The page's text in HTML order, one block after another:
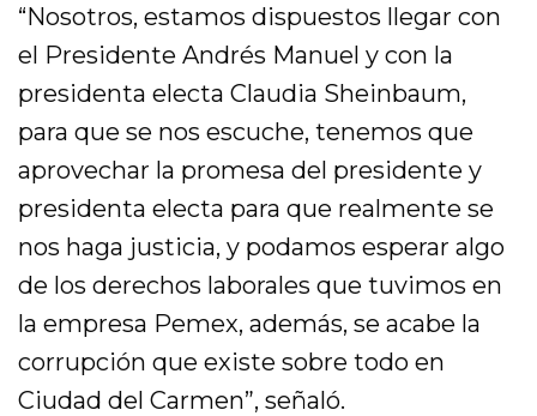
“Nosotros, estamos dispuestos llegar con
el Presidente Andrés Manuel y con la
presidenta electa Claudia Sheinbaum,
para que se nos escuche, tenemos que
aprovechar la promesa del presidente y
presidenta electa para que realmente se
nos haga justicia, y podamos esperar algo
de los derechos laborales que tuvimos en
la empresa Pemex, además, se acabe la
corrupción que existe sobre todo en
Ciudad del Carmen”, señaló.